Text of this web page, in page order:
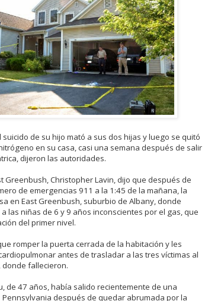
de su hijo mató a sus dos hijas y luego se quitó
en su casa, casi una semana después de salir
dijeron las autoridades.
Greenbush, Christopher Lavin, dijo que después de
de emergencias 911 a la 1:45 de la mañana, la
en East Greenbush, suburbio de Albany, donde
las niñas de 6 y 9 años inconscientes por el gas, que
del primer nivel.
romper la puerta cerrada de la habitación y les
antes de trasladar a las tres víctimas al
donde fallecieron.
de 47 años, había salido recientemente de una
después de quedar abrumada por la